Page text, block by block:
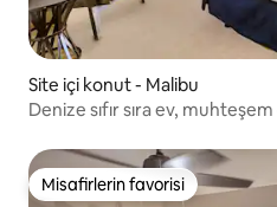
Site içi konut - Malibu
Denize sıfır sıra ev,
Misafirlerin favorisi
Misafirlerin favorisi